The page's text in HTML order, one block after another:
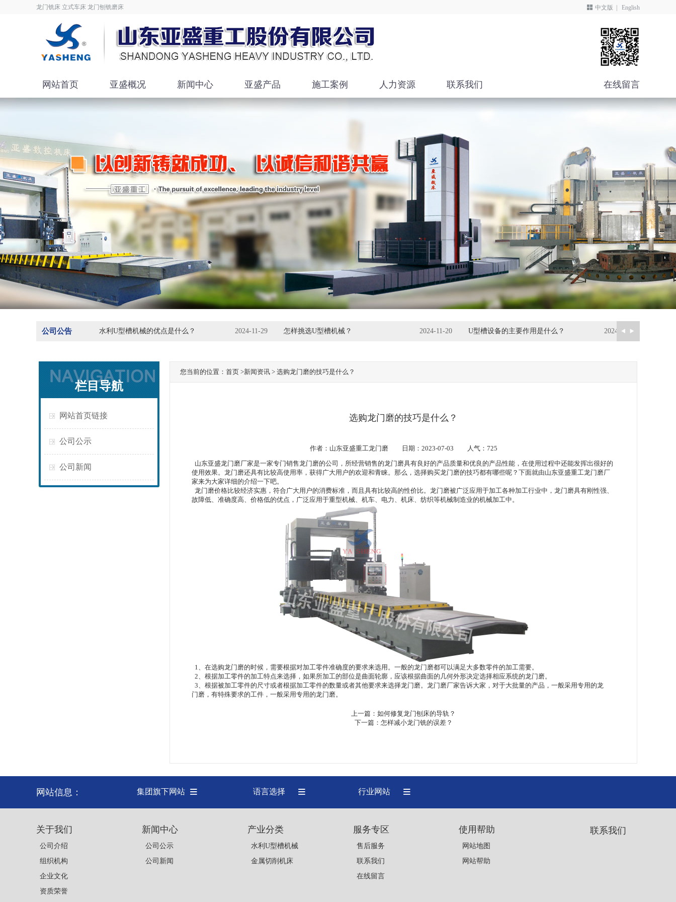
中文版 English
龙门铣床 立式车床 龙门刨铣磨床
网站首页 亚盛概况 新闻中心 亚盛产品 施工案例 人力资源 联系我们 在线留言
公司公告 水利U型槽机械的优点是什么？ 2024-11-29 怎样挑选U型槽机械？ 2024-11-20 U型槽设备的主要作用是什么？ 2024-10-21
栏目导航
网站首页链接
公司公示
公司新闻
您当前的位置： 首页 >新闻资讯 > 选购龙门磨的技巧是什么？
选购龙门磨的技巧是什么？
作者： 山东亚盛重工龙门磨日期：2023-07-03 人气： 725
山东亚盛龙门磨厂家是一家专门销售龙门磨的公司，所经营销售的龙门磨具有良好的产品质量和优良的产品性能，在使用过程中还能发挥出很好的
使用效果。龙门磨还具有比较高使用率，获得广大用户的欢迎和青睐。那么，选择购买龙门磨的技巧都有哪些呢？下面就由山东亚盛重工龙门磨厂
家来为大家详细的介绍一下吧。
龙门磨价格比较经济实惠，符合广大用户的消费标准，而且具有比较高的性价比。龙门磨被广泛应用于加工各种加工行业中，龙门磨具有刚性强、
故障低、准确度高、价格低的优点，广泛应用于重型机械、机车、电力、机床、纺织等机械制造业的机械加工中。
1、在选购龙门磨的时候，需要根据对加工零件准确度的要求来选用。一般的龙门磨都可以满足大多数零件的加工需要。
2、根据加工零件的加工特点来选择，如果所加工的部位是曲面轮廓，应该根据曲面的几何外形决定选择相应系统的龙门磨。
3、根据被加工零件的尺寸或者根据加工零件的数量或者其他要求来选择龙门磨。 龙门磨厂家告诉大家，对于大批量的产品，一般采用专用的龙
门磨，有特殊要求的工件，一般采用专用的龙门磨。
上一篇： 如何修复龙门刨床的导轨？
下一篇： 怎样减小龙门铣的误差？
网站信息： 集团旗下网站 语言选择 行业网站
联系我们
关于我们
公司介绍
组织机构
企业文化
资质荣誉
新闻中心
公司公示
公司新闻
产业分类
水利U型槽机械
金属切削机床
服务专区
售后服务
联系我们
在线留言
使用帮助
网站地图
网站帮助